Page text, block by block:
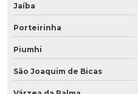
Jaíba
Porteirinha
Piumhi
São Joaquim de Bicas